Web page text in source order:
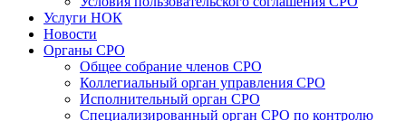
Услуги НОК
Новости
Органы СРО
Общее собрание членов СРО
Коллегиальный орган управления СРО
Исполнительный орган СРО
Специализированный орган СРО по контролю